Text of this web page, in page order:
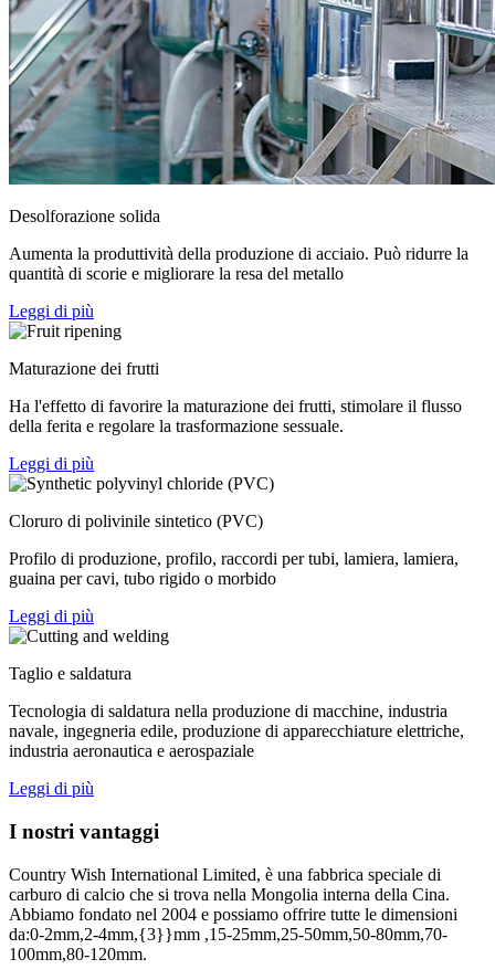
Desolforazione solida
Aumenta la produttività della produzione di acciaio. Può ridurre la
quantità di scorie e migliorare la resa del metallo
Leggi di più
Maturazione dei frutti
Ha l'effetto di favorire la maturazione dei frutti, stimolare il flusso
della ferita e regolare la trasformazione sessuale.
Leggi di più
Cloruro di polivinile sintetico (PVC)
Profilo di produzione, profilo, raccordi per tubi, lamiera, lamiera,
guaina per cavi, tubo rigido o morbido
Leggi di più
Taglio e saldatura
Tecnologia di saldatura nella produzione di macchine, industria
navale, ingegneria edile, produzione di apparecchiature elettriche,
industria aeronautica e aerospaziale
Leggi di più
I nostri vantaggi
Country Wish International Limited, è una fabbrica speciale di
carburo di calcio che si trova nella Mongolia interna della Cina.
Abbiamo fondato nel 2004 e possiamo offrire tutte le dimensioni
da:0-2mm,2-4mm,{3}}mm ,15-25mm,25-50mm,50-80mm,70-
100mm,80-120mm.